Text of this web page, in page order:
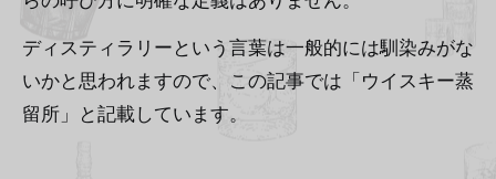
ディスティラリーという言葉は一般的には馴染みがな
いかと思われますので、この記事では「ウイスキー蒸
留所」と記載しています。